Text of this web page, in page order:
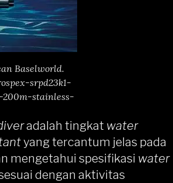
Baselworld.
srpd23k1-
200m-stainless-
adalah tingkat water
yang tercantum jelas pada
mengetahui spesifikasi water
dengan aktivitas